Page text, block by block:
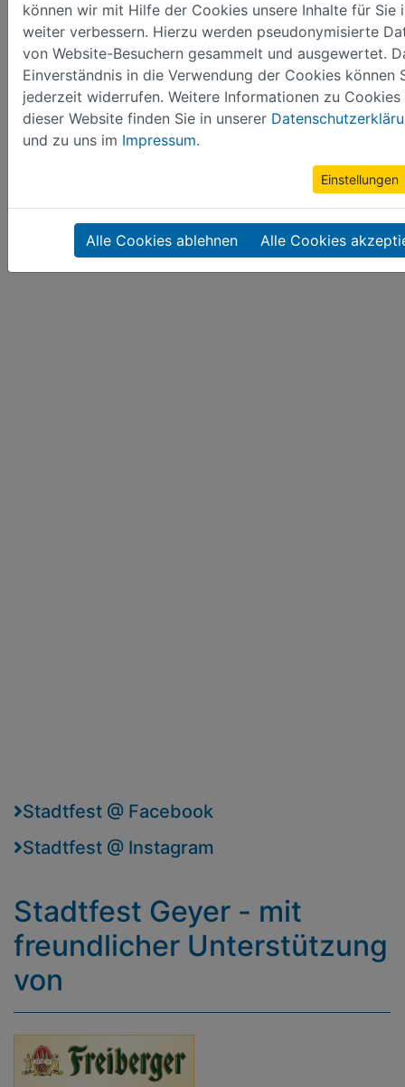
Festumzug. Der historische Markt, der Schützenplatz
und das Festzelt an der Binge waren auch heute
wieder Schauplatz von verschiedensten Aktionen wie
Hähnewettkrähen, Archery Trap Shooting, Bungee-
Trampolin, Kegeln, Tanz und Musik, Gauklerei, Stein-,
Holz- und Mineralienbearbeitung, mittelalterlichem
Lagerleben und vielem mehr. Als Abschluss fanden
noch die Prämierungen der schönsten Schmückung,
des Fotowettbewerbes und der Luftballonaktion statt.
Die Ergebnisse finden Sie unter der jeweiligen Rubrik
im Hauptmenü.
Stadtfest @ Facebook
Stadtfest @ Instagram
Stadtfest Geyer - mit
freundlicher Unterstützung
von
können wir mit Hilfe der Cookies unsere Inhalte für Sie
weiter verbessern. Hierzu werden pseudonymisierte
von Website-Besuchern gesammelt und ausgewertet.
Einverständnis in die Verwendung der Cookies können
jederzeit widerrufen. Weitere Informationen zu Cookies
dieser Website finden Sie in unserer
und zu uns im Impressum.
Einstellungen
Alle Cookies ablehnen Alle Cookies